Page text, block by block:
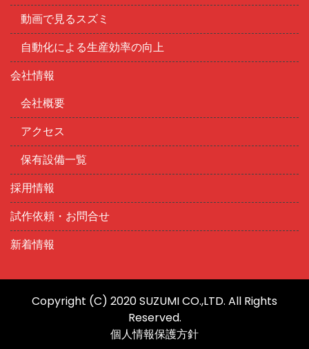
動画で見るスズミ
自動化による生産効率の向上
会社情報
会社概要
アクセス
保有設備一覧
採用情報
試作依頼・お問合せ
新着情報
Copyright (c) 2020 SUZUMI CO.,LTD. All Rights
Reserved.
個人情報保護方針